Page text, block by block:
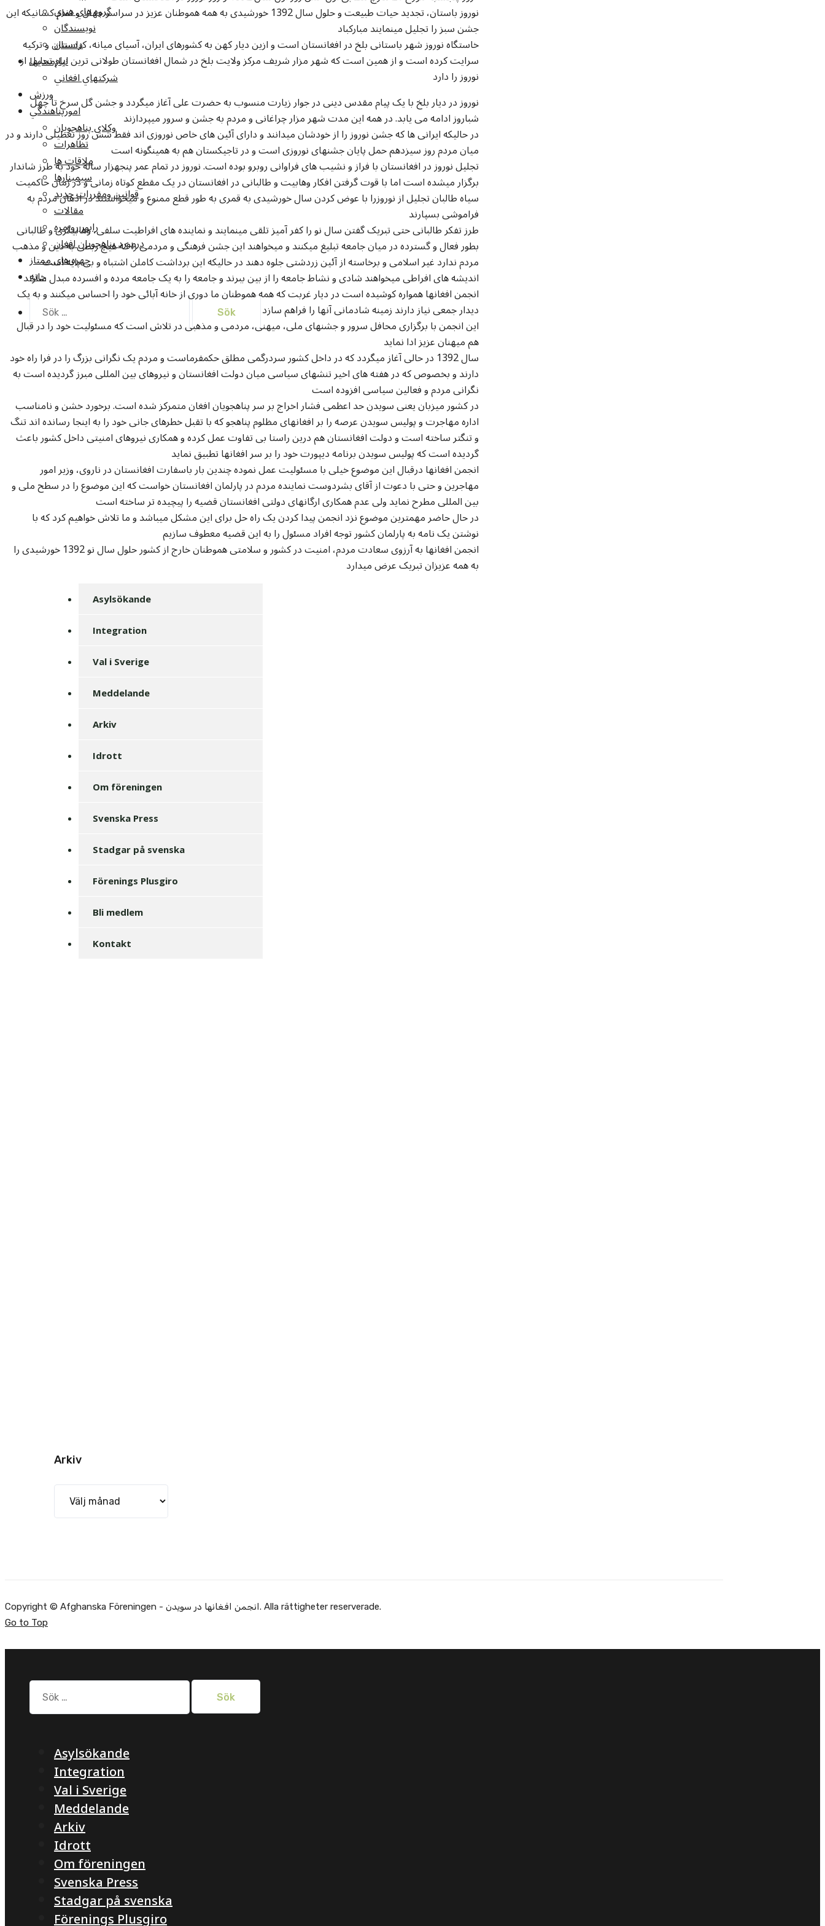
گروه هاي هنري
نويسندگان
داستان
نيازمنديها
شرکتهاي افغاني
ورزش
امورپناهندگي
وکلاي پناهجويان
تظاهرات
ملاقات ها
سيمينارها
قوانين ومقررات جديد
مقالات
راپور روزمره
درمورد پناهجويان افغان
چهره های ممتاز
خانه
Sök
efter:
نوروز باستان، تجدید حیات طبیعت و حلول سال 1392 خورشیدی به همه هموطنان عزیز در سراسر جهان و تمام کسانیکه این
جشن سبز را تجلیل مینمایند مبارکباد
خاستگاه نوروز شهر باستانی بلخ در افغانستان است و ازین دیار کهن به کشورهای ایران، آسیای میانه، کردستان و ترکیه
سرایت کرده است و از همین است که شهر مزار شریف مرکز ولایت بلخ در شمال افغانستان طولانی ترین ایام تجلیل از
نوروز را دارد
نوروز در دیار بلخ با یک پیام مقدس دینی در جوار زیارت منسوب به حضرت علی آغاز میگردد و جشن گل سرخ تا چهل
شباروز ادامه می یابد. در همه این مدت شهر مزار چراغانی و مردم به جشن و سرور میپردازند
در حالیکه ایرانی ها که جشن نوروز را از خودشان میدانند و دارای آئین های خاص نوروزی اند فقط شش روز تعطیلی دارند و در
میان مردم روز سیزدهم حمل پایان جشنهای نوروزی است و در تاجیکستان هم به همینگونه است
تجلیل نوروز در افغانستان با فراز و نشیب های فراوانی روبرو بوده است. نوروز در تمام عمر پنجهزار ساله خود به طرز شاندار
برگزار میشده است اما با قوت گرفتن افکار وهابیت و طالبانی در افغانستان در یک مقطع کوتاه زمانی و در زمان حاکمیت
سیاه طالبان تجلیل از نوروزرا با عوض کردن سال خورشیدی به قمری به طور قطع ممنوع و میخواستند در اذهان مردم به
فراموشی بسپارند
طرز تفکر طالبانی حتی تبریک گفتن سال نو را کفر آمیز تلقی مینمایند و نماینده های افراطیت سلفی، وهابیگری و طالبانی
بطور فعال و گسترده در میان جامعه تبلیغ میکنند و میخواهند این جشن فرهنگی و مردمی را که هیچ ربطی به دین و مذهب
مردم ندارد غیر اسلامی و برخاسته از آئین زردشتی جلوه دهند در حالیکه این برداشت کاملن اشتباه و بی پایه است
اندیشه های افراطی میخواهند شادی و نشاط جامعه را از بین ببرند و جامعه را به یک جامعه مرده و افسرده مبدل سازند
انجمن افغانها همواره کوشیده است در دیار غربت که همه هموطنان ما دوری از خانه آبائی خود را احساس میکنند و به یک
دیدار جمعی نیاز دارند زمینه شادمانی آنها را فراهم سازد
این انجمن با برگزاری محافل سرور و جشنهای ملی، میهنی، مردمی و مذهبی در تلاش است که مسئولیت خود را در قبال
هم میهنان عزیز ادا نماید
سال 1392 در حالی آغاز میگردد که در داخل کشور سردرگمی مطلق حکمفرماست و مردم یک نگرانی بزرگ را در فرا راه خود
دارند و بخصوص که در هفته های اخیر تنشهای سیاسی میان دولت افغانستان و نیروهای بین المللی مبرز گردیده است به
نگرانی مردم و فعالین سیاسی افزوده است
در کشور میزبان یعنی سویدن حد اعظمی فشار اخراج بر سر پناهجویان افغان متمرکز شده است. برخورد خشن و نامناسب
اداره مهاجرت و پولیس سویدن عرصه را بر افغانهای مظلوم پناهجو که با تقبل خطرهای جانی خود را به اینجا رسانده اند تنگ
و تنگتر ساخته است و دولت افغانستان هم درین راستا بی تفاوت عمل کرده و همکاری نیروهای امنیتی داخل کشور باعث
گردیده است که پولیس سویدن برنامه دیپورت خود را بر سر افغانها تطبیق نماید
انجمن افغانها درقبال این موضوع خیلی با مسئولیت عمل نموده چندین بار باسفارت افغانستان در ناروی، وزیر امور
مهاجرین و حتی با دعوت از آقای بشردوست نماینده مردم در پارلمان افغانستان خواست که این موضوع را در سطح ملی و
بین المللی مطرح نماید ولی عدم همکاری ارگانهای دولتی افغانستان قضیه را پیچیده تر ساخته است
در حال حاضر مهمترین موضوع نزد انجمن پیدا کردن یک راه حل برای این مشکل میباشد و ما تلاش خواهیم کرد که با
نوشتن یک نامه به پارلمان کشور توجه افراد مسئول را به این قضیه معطوف سازیم
انجمن افغانها به آرزوی سعادت مردم، امنیت در کشور و سلامتی هموطنان خارج از کشور حلول سال نو 1392 خورشیدی را
به همه عزیزان تبریک عرض میدارد
Asylsökande
Integration
Val i Sverige
Meddelande
Arkiv
Idrott
Om föreningen
Svenska Press
Stadgar på svenska
Förenings Plusgiro
Bli medlem
Kontakt
Arkiv
Copyright © Afghanska Föreningen - انجمن افغانها در سویدن. Alla rättigheter reserverade.
Go to Top
Sök
efter:
Asylsökande
Integration
Val i Sverige
Meddelande
Arkiv
Idrott
Om föreningen
Svenska Press
Stadgar på svenska
Förenings Plusgiro